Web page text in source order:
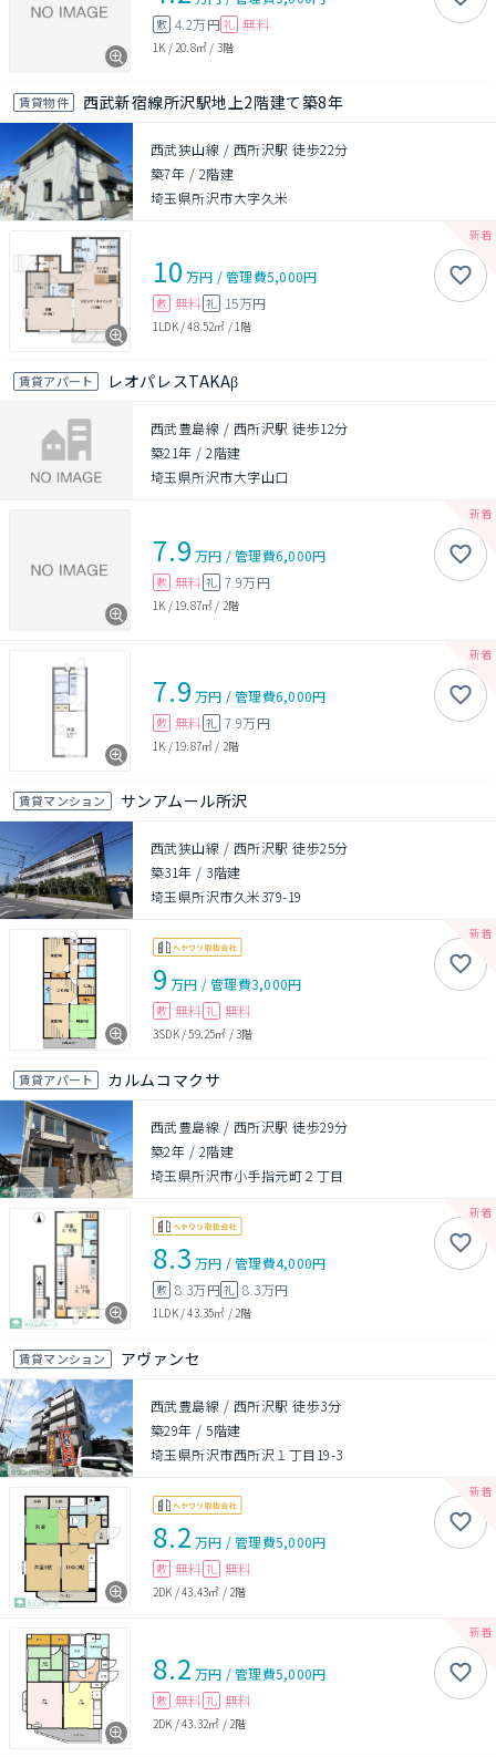
敷 4.2万円 礼 無料
1K / 20.8㎡ / 3階
賃貸物件 西武新宿線所沢駅地上2階建て築8年
西武狭山線 / 西所沢駅 徒歩22分
築7年 / 2階建
埼玉県所沢市大字久米
10 万円 /管理費5,000円
敷 無料 礼 15万円
1LDK/48.52㎡ / 1階
賃貸アパート レオパレスTAKAβ
西武豊島線 / 西所沢駅 徒歩12分
築21年 /2階建
埼玉県所沢市大字山口
7.9 万円 /管理費6,000円
敷 無料 礼 7.9万円
1K / 19.87㎡ / 2階
7.9 万円 /管理費6,000円
敷 無料 礼 7.9万円
1K / 19.87㎡ / 2階
賃貸マンション サンアムール所沢
西武狭山線 / 西所沢駅 徒歩25分
築31年 / 3階建
埼玉県所沢市久米379-19
9 万円 /管理費3,000円
敷 無料 礼 無料
3SDK/59.25㎡ /3階
賃貸アパート カルムコマクサ
西武豊島線 / 西所沢駅 徒歩29分
築2年 / 2階建
埼玉県所沢市小手指元町２丁目
8.3 万円 /管理費4,000円
敷 8.3万円礼 8.3万円
1LDK/43.35㎡ /2階
賃貸マンション アヴァンセ
西武豊島線 / 西所沢駅 徒歩3分
築29年 /5階建
埼玉県所沢市西所沢１丁目19-3
8.2 万円 /管理費5,000円
敷 無料 礼 無料
2DK /43.43㎡ /2階
8.2 万円 /管理費5,000円
敷 無料 礼 無料
2DK /43.32㎡ / 2階